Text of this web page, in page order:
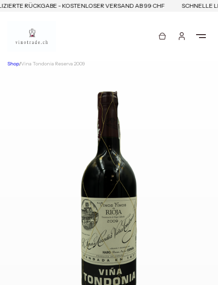
RÜCKGABE - KOSTENLOSER VERSAND AB 99 CHF SCHNELLE
Shop/Vina Tondonia Reserva 2009